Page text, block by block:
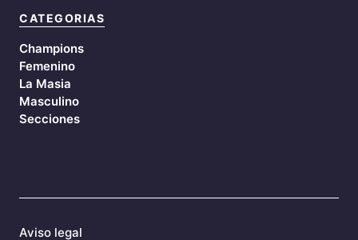
CATEGORIAS
Champions
Femenino
La Masia
Masculino
Secciones
Aviso legal